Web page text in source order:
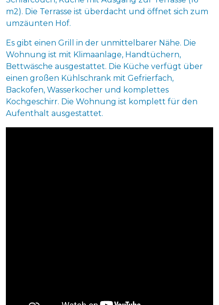
m2). Die Terrasse ist überdacht und öffnet sich zum
umzäunten Hof.
Es gibt einen Grill in der unmittelbarer Nähe. Die
Wohnung ist mit Klimaanlage, Handtüchern,
Bettwäsche ausgestattet. Die Küche verfügt über
einen großen Kühlschrank mit Gefrierfach,
Backofen, Wasserkocher und komplettes
Kochgeschirr. Die Wohnung ist komplett für den
Aufenthalt ausgestattet.